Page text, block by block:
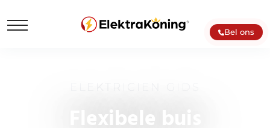
Bel ons
Flexibele buis